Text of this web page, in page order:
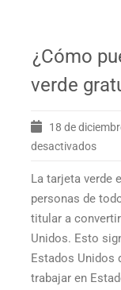
¿Cómo
verde
18 de
desactivadosen
una
verde
La tarjeta verde
personas de
titular a
Unidos. Esto
Estados Unidos
trabajar en